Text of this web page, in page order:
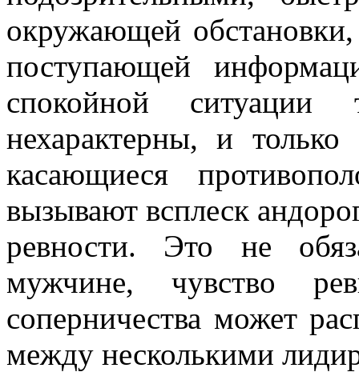
окружающей
поступающей
спокойной ситуации
нехарактерны, и только
касающиеся
вызывают всплеск
ревности. Это не
мужчине, чувство
соперничества может
между несколькими